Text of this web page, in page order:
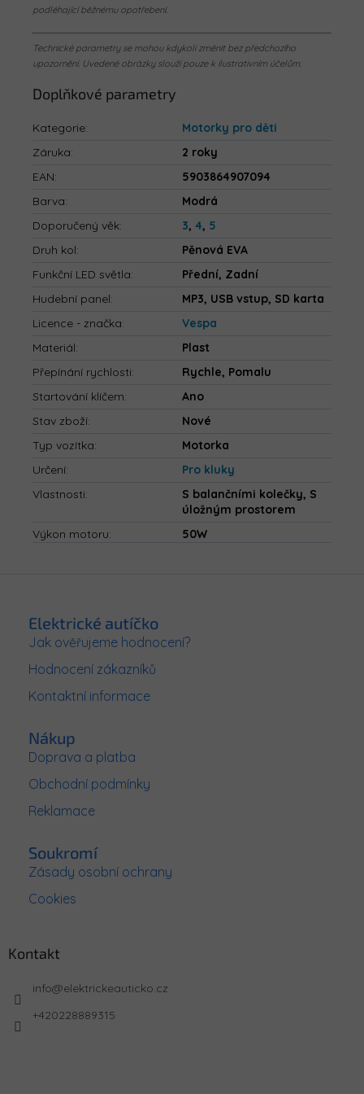
podléhající běžnému opotřebení.
Technické parametry se mohou kdykoli změnit bez předchozího
upozornění. Uvedené obrázky slouží pouze k ilustrativním účelům.
Doplňkové parametry
Kategorie:
Motorky pro děti
Záruka:
2 roky
EAN:
5903864907094
Barva:
Modrá
Doporučený věk: 3, 4, 5
Druh kol:
Pěnová EVA
Funkční LED světla:
Přední, Zadní
Hudební panel:
MP3, USB vstup, SD karta
Licence - značka:
Vespa
Materiál:
Plast
Přepínání rychlosti:
Rychle, Pomalu
Startování klíčem:
Ano
Stav zboží:
Nové
Typ vozítka:
Motorka
Určení:
Pro kluky
Vlastnosti:
S balančními kolečky, S
úložným prostorem
Výkon motoru: 50W
Elektrické autíčko
Jak ověřujeme hodnocení?
Hodnocení zákazníků
Kontaktní informace
Nákup
Doprava a platba
Obchodní podmínky
Reklamace
Soukromí
Zásady osobní ochrany
Cookies
Kontakt
info@elektrickeauticko.cz
+420228889315